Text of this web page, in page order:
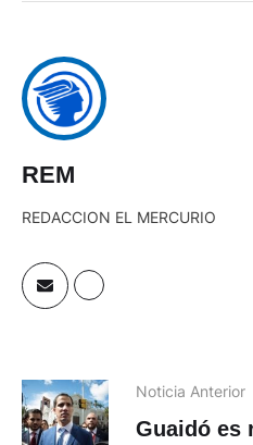
REM
REDACCION EL MERCURIO
Guaidó es
presidente